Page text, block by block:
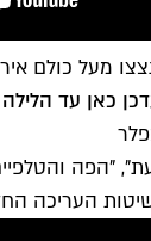
מעל כולם
עד הלילה הלבן,
העריכה